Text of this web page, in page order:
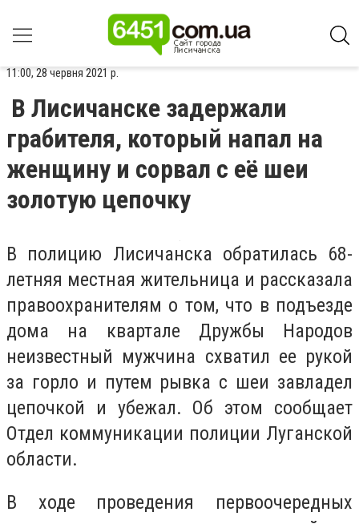
11:00, 28 червня 2021 р.
В Лисичанске задержали
грабителя, который напал на
женщину и сорвал с её шеи
золотую цепочку
В полицию Лисичанска обратилась 68-
летняя местная жительница и рассказала
правоохранителям о том, что в подъезде
дома на квартале Дружбы Народов
неизвестный мужчина схватил ее рукой
за горло и путем рывка с шеи завладел
цепочкой и убежал. Об этом сообщает
Отдел коммуникации полиции Луганской
области.
В ходе проведения первоочередных